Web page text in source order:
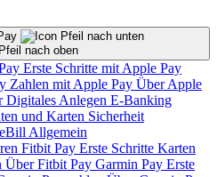
Pay
Erste Schritte mit Apple Pay
Zahlen mit Apple Pay Über Apple
Digitales Anlegen E-Banking
und Karten Sicherheit
eBill Allgemein
Fitbit Pay Erste Schritte Karten
Über Fitbit Pay Garmin Pay Erste